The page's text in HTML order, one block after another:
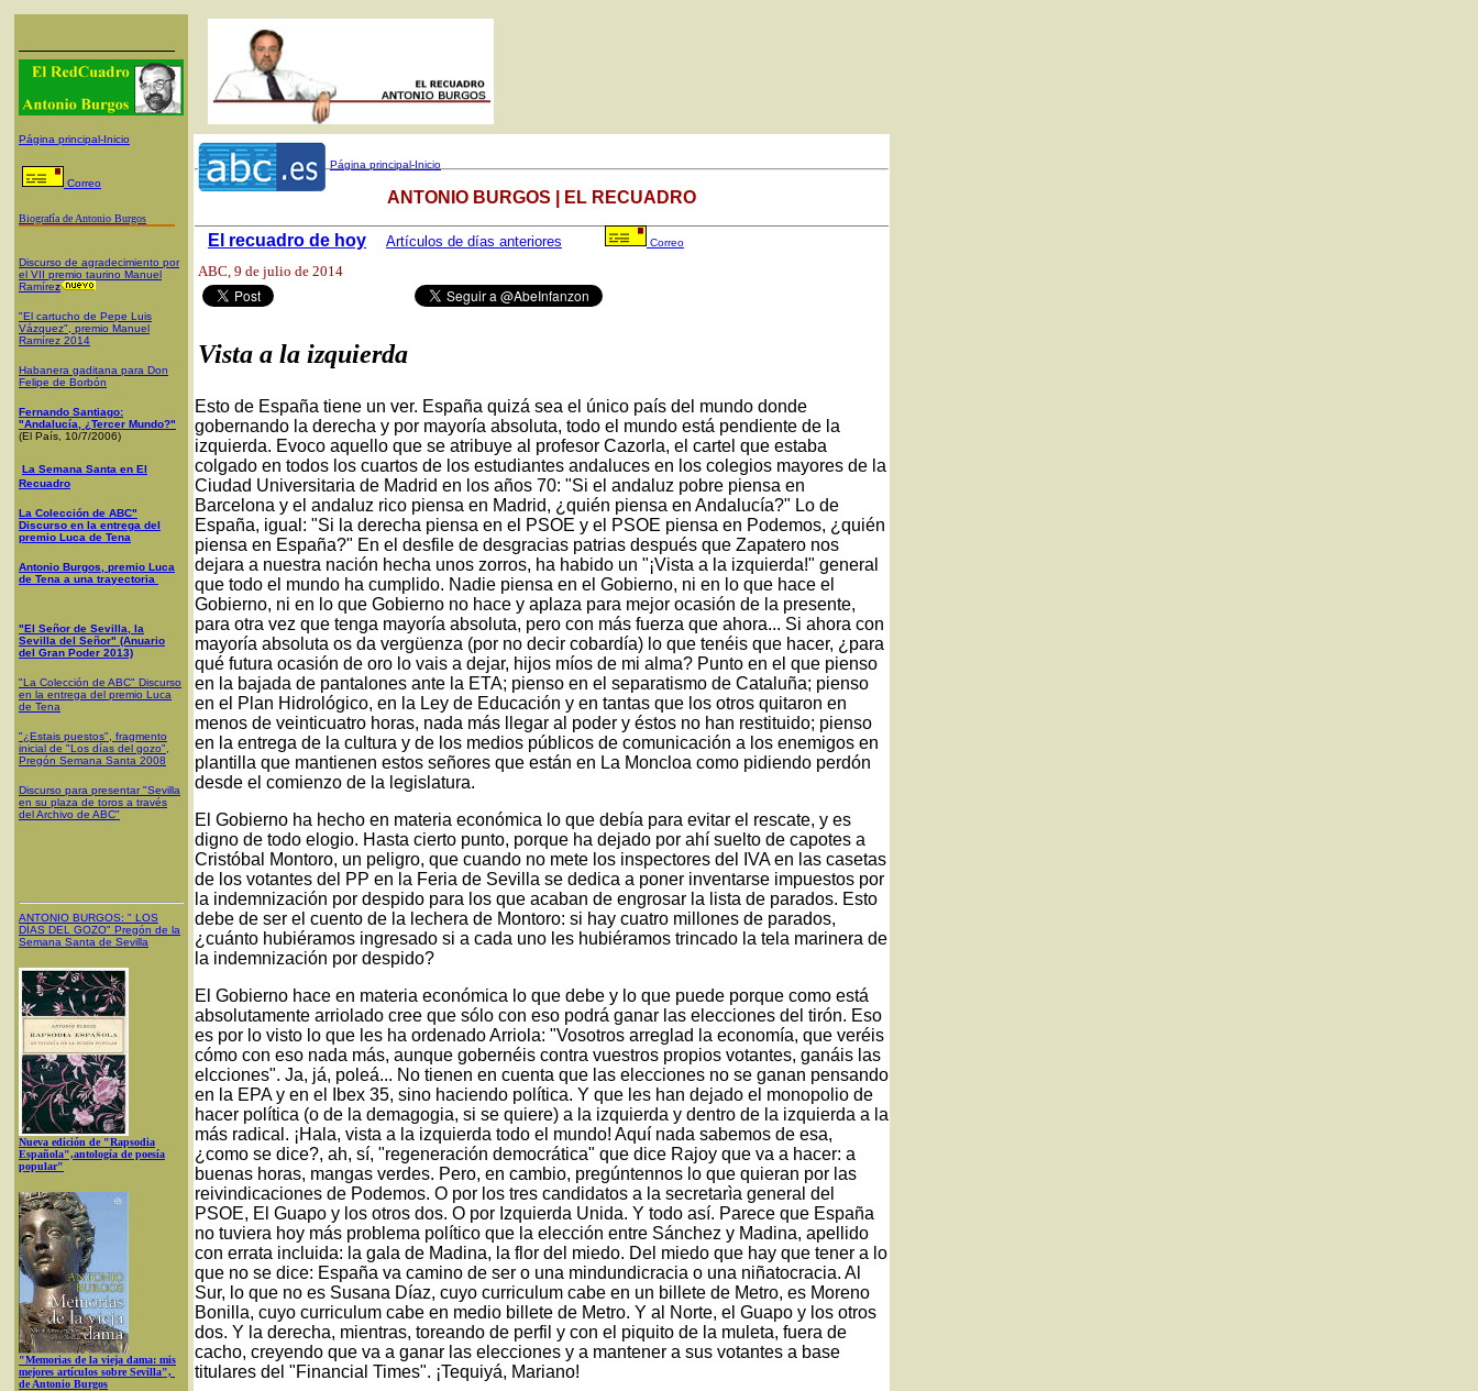
Página principal-Inicio
Correo
Biografía de Antonio Burgos
Discurso de agradecimiento por
el VII premio taurino Manuel
Ramírez
"El cartucho de Pepe Luis
Vázquez", premio Manuel
Ramírez 2014
Habanera gaditana para Don
Felipe de Borbón
Fernando Santiago:
"Andalucía, ¿Tercer Mundo?"
(El País, 10/7/2006)
La Semana Santa en El
Recuadro
La Colección de ABC"
Discurso en la entrega del
premio Luca de Tena
Antonio Burgos, premio Luca
de Tena a una trayectoria
"El Señor de Sevilla, la
Sevilla del Señor" (Anuario
del Gran Poder 2013)
"La Colección de ABC" Discurso
en la entrega del premio Luca
de Tena
"¿Estais puestos", fragmento
inicial de "Los días del gozo",
Pregón Semana Santa 2008
Discurso para presentar "Sevilla
en su plaza de toros a través
del Archivo de ABC"
ANTONIO BURGOS: " LOS
DÍAS DEL GOZO" Pregón de la
Semana Santa de Sevilla
Nueva edición de "Rapsodia
Española",antología de poesía
popular"
"Memorias de la vieja dama: mis
mejores artículos sobre Sevilla",
de Antonio Burgos
Página principal-Inicio
El recuadro de hoy Artículos de días anteriores Correo
ANTONIO BURGOS | EL RECUADRO
ABC, 9 de julio de 2014
Vista a la izquierda
Esto de España tiene un ver. España quizá sea el único país del mundo donde
gobernando la derecha y por mayoría absoluta, todo el mundo está pendiente de la
izquierda. Evoco aquello que se atribuye al profesor Cazorla, el cartel que estaba
colgado en todos los cuartos de los estudiantes andaluces en los colegios mayores de la
Ciudad Universitaria de Madrid en los años 70: "Si el andaluz pobre piensa en
Barcelona y el andaluz rico piensa en Madrid, ¿quién piensa en Andalucía?" Lo de
España, igual: "Si la derecha piensa en el PSOE y el PSOE piensa en Podemos, ¿quién
piensa en España?" En el desfile de desgracias patrias después que Zapatero nos
dejara a nuestra nación hecha unos zorros, ha habido un "¡Vista a la izquierda!" general
que todo el mundo ha cumplido. Nadie piensa en el Gobierno, ni en lo que hace el
Gobierno, ni en lo que Gobierno no hace y aplaza para mejor ocasión de la presente,
para otra vez que tenga mayoría absoluta, pero con más fuerza que ahora... Si ahora con
mayoría absoluta os da vergüenza (por no decir cobardía) lo que tenéis que hacer, ¿para
qué futura ocasión de oro lo vais a dejar, hijos míos de mi alma? Punto en el que pienso
en la bajada de pantalones ante la ETA; pienso en el separatismo de Cataluña; pienso
en el Plan Hidrológico, en la Ley de Educación y en tantas que los otros quitaron en
menos de veinticuatro horas, nada más llegar al poder y éstos no han restituido; pienso
en la entrega de la cultura y de los medios públicos de comunicación a los enemigos en
plantilla que mantienen estos señores que están en La Moncloa como pidiendo perdón
desde el comienzo de la legislatura.
El Gobierno ha hecho en materia económica lo que debía para evitar el rescate, y es
digno de todo elogio. Hasta cierto punto, porque ha dejado por ahí suelto de capotes a
Cristóbal Montoro, un peligro, que cuando no mete los inspectores del IVA en las casetas
de los votantes del PP en la Feria de Sevilla se dedica a poner inventarse impuestos por
la indemnización por despido para los que acaban de engrosar la lista de parados. Esto
debe de ser el cuento de la lechera de Montoro: si hay cuatro millones de parados,
¿cuánto hubiéramos ingresado si a cada uno les hubiéramos trincado la tela marinera de
la indemnización por despido?
El Gobierno hace en materia económica lo que debe y lo que puede porque como está
absolutamente arriolado cree que sólo con eso podrá ganar las elecciones del tirón. Eso
es por lo visto lo que les ha ordenado Arriola: "Vosotros arreglad la economía, que veréis
cómo con eso nada más, aunque gobernéis contra vuestros propios votantes, ganáis las
elcciones". Ja, já, poleá... No tienen en cuenta que las elecciones no se ganan pensando
en la EPA y en el Ibex 35, sino haciendo política. Y que les han dejado el monopolio de
hacer política (o de la demagogia, si se quiere) a la izquierda y dentro de la izquierda a la
más radical. ¡Hala, vista a la izquierda todo el mundo! Aquí nada sabemos de esa,
¿como se dice?, ah, sí, "regeneración democrática" que dice Rajoy que va a hacer: a
buenas horas, mangas verdes. Pero, en cambio, pregúntennos lo que quieran por las
reivindicaciones de Podemos. O por los tres candidatos a la secretarìa general del
PSOE, El Guapo y los otros dos. O por Izquierda Unida. Y todo así. Parece que España
no tuviera hoy más problema político que la elección entre Sánchez y Madina, apellido
con errata incluida: la gala de Madina, la flor del miedo. Del miedo que hay que tener a lo
que no se dice: España va camino de ser o una mindundicracia o una niñatocracia. Al
Sur, lo que no es Susana Díaz, cuyo curriculum cabe en un billete de Metro, es Moreno
Bonilla, cuyo curriculum cabe en medio billete de Metro. Y al Norte, el Guapo y los otros
dos. Y la derecha, mientras, toreando de perfil y con el piquito de la muleta, fuera de
cacho, creyendo que va a ganar las elecciones y a mantener a sus votantes a base
titulares del "Financial Times". ¡Tequiyá, Mariano!